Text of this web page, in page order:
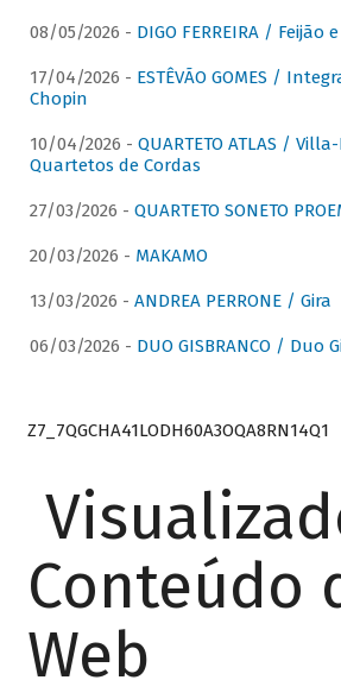
08/05/2026 - DIGO FERREIRA / Feijão
17/04/2026 - ESTÊVÃO GOMES /
Chopin
10/04/2026 - QUARTETO ATLAS /
Quartetos de Cordas
27/03/2026 - QUARTETO SONETO
20/03/2026 - MAKAMO
13/03/2026 - ANDREA PERRONE / Gira
06/03/2026 - DUO GISBRANCO / Duo
Z7_7QGCHA41LODH60A3OQA8RN14Q1
Conteúdo
Web